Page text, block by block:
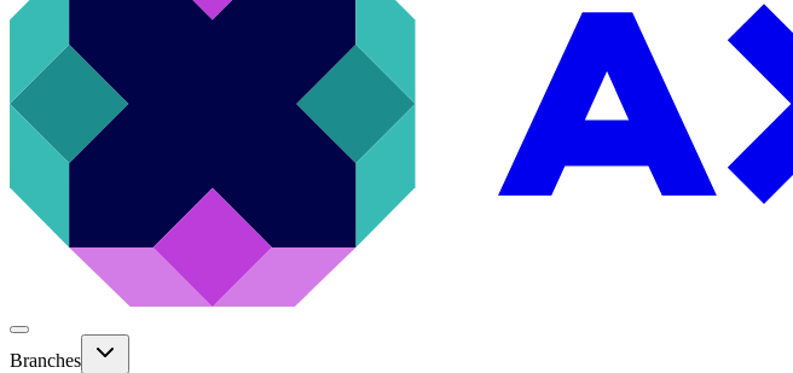
Branches